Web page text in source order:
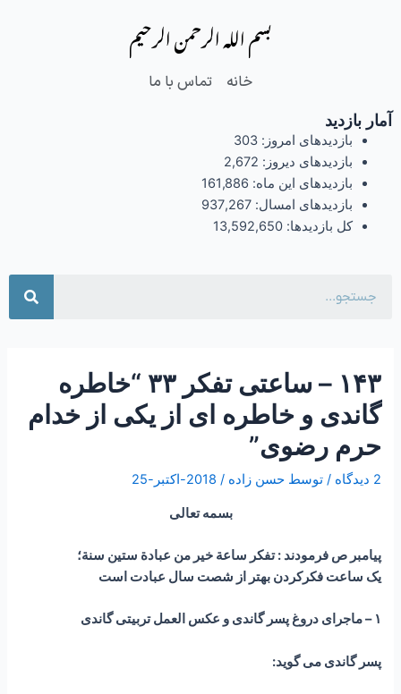
بسم الله الرحمن الرحیم
خانه تماس با ما
آمار بازدید
بازدیدهای امروز: 303
بازدیدهای دیروز: 2,672
بازدیدهای این ماه: 161,886
بازدیدهای امسال: 937,267
کل بازدیدها: 13,592,650
۱۴۳ – ساعتی تفکر ۳۳ “خاطره
گاندی و خاطره ای از یکی از خدام
حرم رضوی”
2 دیدگاه / توسطحسن زاده/ 2018-اکتبر-25
بسمه تعالی
پیامبر ص فرمودند : تفكر ساعة خير من عبادة ستين سنة؛
یک ساعت فکرکردن بهتر از شصت سال عبادت است
۱ – ماجرای دروغ پسر گاندی و عکس العمل تربیتی گاندی
پسر گاندی می گوید: